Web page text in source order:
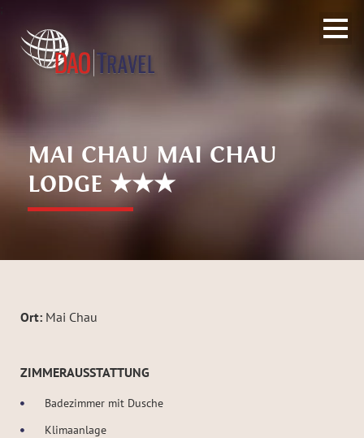
MAI CHAU MAI CHAU
LODGE ★★★
Ort: Mai Chau
ZIMMERAUSSTATTUNG
Badezimmer mit Dusche
Klimaanlage